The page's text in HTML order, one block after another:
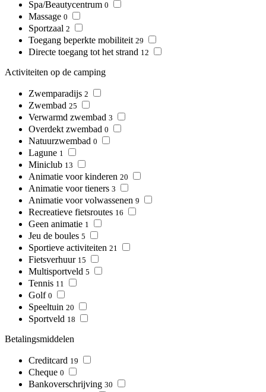
Spa/Beautycentrum 0
Massage 0
Sportzaal 2
Toegang beperkte mobiliteit 29
Directe toegang tot het strand 12
Activiteiten op de camping
Zwemparadijs 2
Zwembad 25
Verwarmd zwembad 3
Overdekt zwembad 0
Natuurzwembad 0
Lagune 1
Miniclub 13
Animatie voor kinderen 20
Animatie voor tieners 3
Animatie voor volwassenen 9
Recreatieve fietsroutes 16
Geen animatie 1
Jeu de boules 5
Sportieve activiteiten 21
Fietsverhuur 15
Multisportveld 5
Tennis 11
Golf 0
Speeltuin 20
Sportveld 18
Betalingsmiddelen
Creditcard 19
Cheque 0
Bankoverschrijving 30